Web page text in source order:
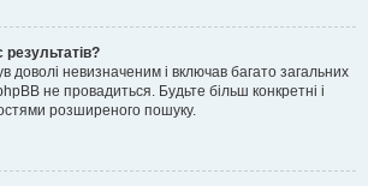
доволі невизначеним і включав багато загальних
не провадиться. Будьте більш конкретні і
розширеного пошуку.